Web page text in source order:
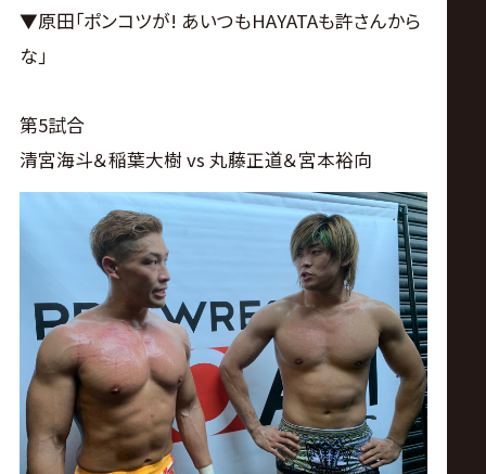
▼原田｢ポンコツが! あいつもHAYATAも許さんから
な｣
第5試合
清宮海斗＆稲葉大樹 vs 丸藤正道＆宮本裕向